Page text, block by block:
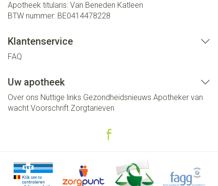
Apotheek titularis: Van Beneden Katleen
BTW nummer: BE0414478228
Klantenservice
FAQ
Uw apotheek
Over ons Nuttige links Gezondheidsnieuws Apotheker van
wacht Voorschrift Zorgtarieven